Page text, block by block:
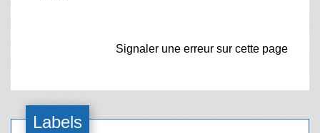
Signaler une erreur sur cette page
Labels